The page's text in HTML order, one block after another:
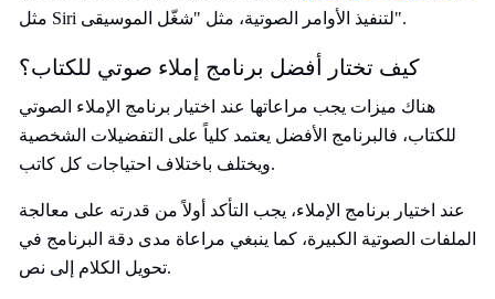
مثل Siri لتنفيذ الأوامر الصوتية، مثل "شغّل الموسيقى".
كيف تختار أفضل برنامج إملاء صوتي للكتاب؟
هناك ميزات يجب مراعاتها عند اختيار برنامج الإملاء الصوتي
للكتاب، فالبرنامج الأفضل يعتمد كلياً على التفضيلات الشخصية
ويختلف باختلاف احتياجات كل كاتب.
عند اختيار برنامج الإملاء، يجب التأكد أولاً من قدرته على معالجة
الملفات الصوتية الكبيرة، كما ينبغي مراعاة مدى دقة البرنامج في
تحويل الكلام إلى نص.